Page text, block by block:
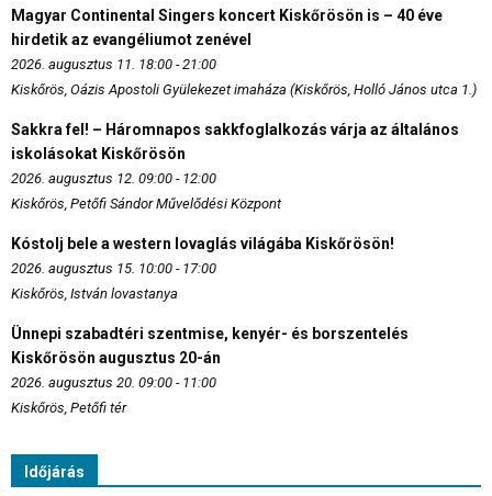
Magyar Continental Singers koncert Kiskőrösön is – 40 éve
hirdetik az evangéliumot zenével
2026. augusztus 11. 18:00 - 21:00
Kiskőrös, Oázis Apostoli Gyülekezet imaháza (Kiskőrös, Holló János utca 1.)
Sakkra fel! – Háromnapos sakkfoglalkozás várja az általános
iskolásokat Kiskőrösön
2026. augusztus 12. 09:00 - 12:00
Kiskőrös, Petőfi Sándor Művelődési Központ
Kóstolj bele a western lovaglás világába Kiskőrösön!
2026. augusztus 15. 10:00 - 17:00
Kiskőrös, István lovastanya
Ünnepi szabadtéri szentmise, kenyér- és borszentelés
Kiskőrösön augusztus 20-án
2026. augusztus 20. 09:00 - 11:00
Kiskőrös, Petőfi tér
Időjárás